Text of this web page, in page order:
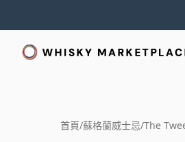
首頁/蘇格蘭威士忌/The